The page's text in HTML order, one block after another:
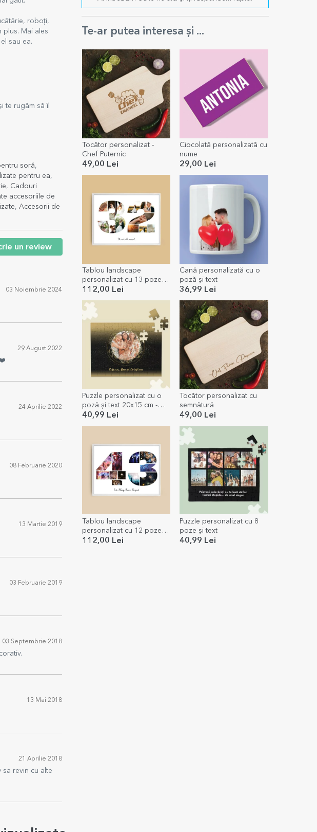
Te-ar putea interesa și ...
Tocător personalizat -
Chef Puternic
49,00 Lei
Ciocolată personalizată cu
nume
29,00 Lei
Tablou landscape
personalizat cu 13 poze
model numărul 32 și mesaj
112,00 Lei
Cană personalizată cu o
poză și text
36,99 Lei
Puzzle personalizat cu o
poză și text 20x15 cm -
Gold frame
40,99 Lei
Tocător personalizat cu
semnătură
49,00 Lei
Tablou landscape
personalizat cu 12 poze
model numărul 43 și mesaj
112,00 Lei
Puzzle personalizat cu 8
poze și text
40,99 Lei
roboți,
plus. Mai ales
sau ea.
te rugăm să îl
soră,
pentru ea,
, Cadouri
accesoriile de
, Accesorii de
un review
03 Noiembrie 2024
29 August 2022
24 Aprilie 2022
08 Februarie 2020
13 Martie 2019
03 Februarie 2019
03 Septembrie 2018
13 Mai 2018
21 Aprilie 2018
sa revin cu alte